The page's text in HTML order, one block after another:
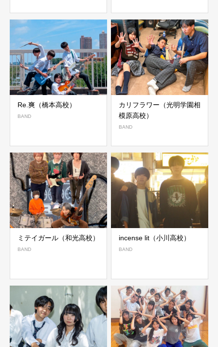
Re.爽（橋本高校）
BAND
カリフラワー（光明学園相
模原高校）
BAND
ミテイガール（和光高校）
BAND
incense lit（小川高校）
BAND